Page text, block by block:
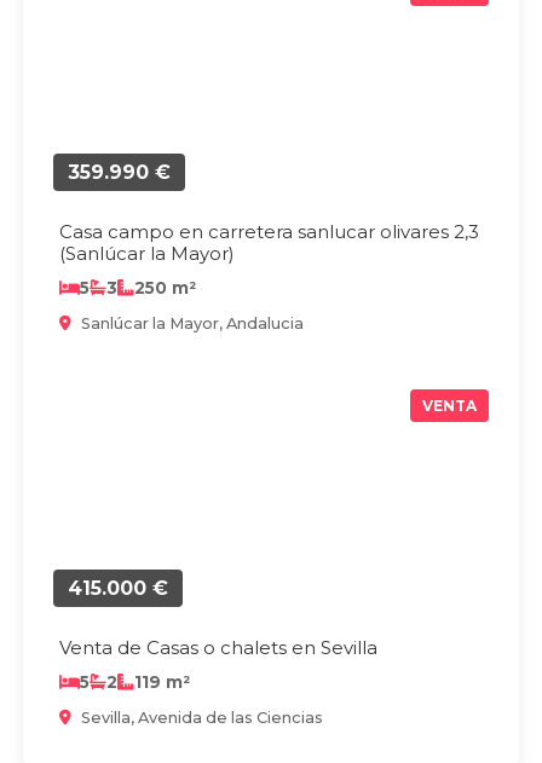
359.990 €
Casa campo en carretera sanlucar olivares 2,3
(Sanlúcar la Mayor)
5 3 250 m²
Sanlúcar la Mayor, Andalucia
VENTA
415.000 €
Venta de Casas o chalets en Sevilla
5 2 119 m²
Sevilla, Avenida de las Ciencias